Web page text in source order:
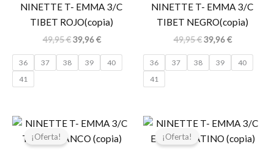
NINETTE T- EMMA 3/C
TIBET ROJO(copia)
49,95€
49,95 €.
39,96€
39,96 €.
36 37 38 39
40
41
NINETTE T- EMMA 3/C
TIBET NEGRO(copia)
49,95€
49,95 €.
39,96€
39,96 €.
36 37 38 39
40
41
¡Oferta!
El
original
El
actual
¡Oferta!
El
original
El
actual